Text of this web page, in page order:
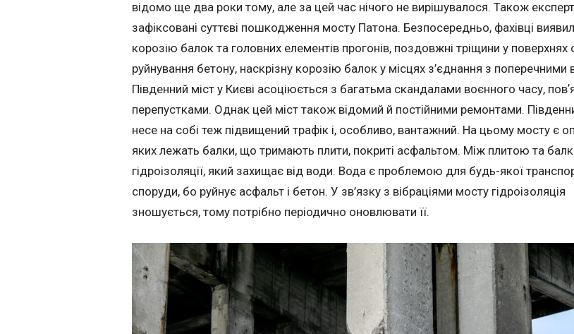
відомо ще два роки тому, але за цей час нічого не вирішувалося. Також
зафіксовані суттєві пошкодження мосту Патона. Безпосередньо, фахівці
корозію балок та головних елементів прогонів, поздовжні тріщини у поверхнях
руйнування бетону, наскрізну корозію балок у місцях з’єднання з поперечними
Південний міст у Києві асоціюється з багатьма скандалами воєнного часу,
перепустками. Однак цей міст також відомий й постійними ремонтами.
несе на собі теж підвищений трафік і, особливо, вантажний. На цьому мосту є
яких лежать балки, що тримають плити, покриті асфальтом. Між плитою та
гідроізоляції, який захищає від води. Вода є проблемою для будь-якої
споруди, бо руйнує асфальт і бетон. У зв’язку з вібраціями мосту гідроізоляція
зношується, тому потрібно періодично оновлювати її.